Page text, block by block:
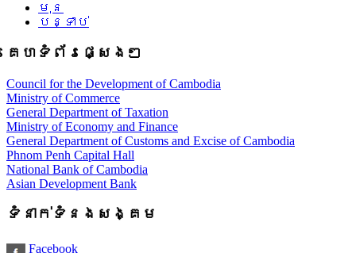
មុន
បន្ទាប់
គេហទំព័រផ្សេងៗ
Council for the Development of Cambodia
Ministry of Commerce
General Department of Taxation
Ministry of Economy and Finance
General Department of Customs and Excise of Cambodia
Phnom Penh Capital Hall
National Bank of Cambodia
Asian Development Bank
ទំនាក់ទំនងសង្គម
Facebook